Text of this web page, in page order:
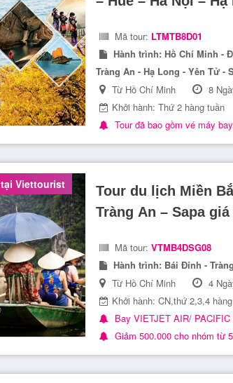
Mã tour: LTMTB8D01
Hành trình: Hồ Chí Minh -
Tràng An - Hạ Long - Yên Tử -
Từ Hồ Chí Minh
8
Khởi hành: Thứ 2 hàng tuần
Tour đã bao gồm vé máy
Viettourist
Tour du lịch Miền
Tràng An – Sapa
Mã tour: VTMB4DSG08
Hành trình: Bái Đính -
Từ Hồ Chí Minh
4
Khởi hành: CN,thứ 2,3,4
Bay VIETJET AIR/ PACIFIC
Giảm 500.000 cho nhóm từ